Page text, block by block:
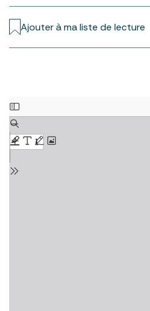
Ajouter à ma liste de lecture